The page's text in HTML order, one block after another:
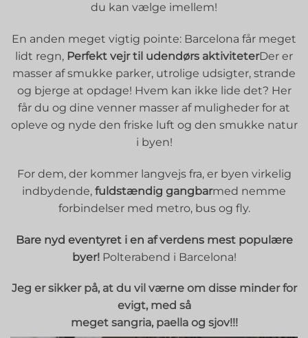
du kan vælge imellem!
En anden meget vigtig pointe: Barcelona får meget
lidt regn, Perfekt vejr til udendørs aktiviteterDer er
masser af smukke parker, utrolige udsigter, strande
og bjerge at opdage! Hvem kan ikke lide det? Her
får du og dine venner masser af muligheder for at
opleve og nyde den friske luft og den smukke natur
i byen!
For dem, der kommer langvejs fra, er byen virkelig
indbydende, fuldstændig gangbarmed nemme
forbindelser med metro, bus og fly.
Bare nyd eventyret i en af verdens mest populære
byer! Polterabend i Barcelona!
Jeg er sikker på, at du vil værne om disse minder for
evigt, med så
meget sangria, paella og sjov!!!